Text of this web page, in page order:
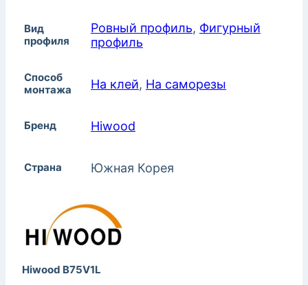
Вид
профиля
Ровный профиль, Фигурный
профиль
Способ
монтажа
На клей, На саморезы
Бренд Hiwood
Страна Южная Корея
Hiwood B75V1L